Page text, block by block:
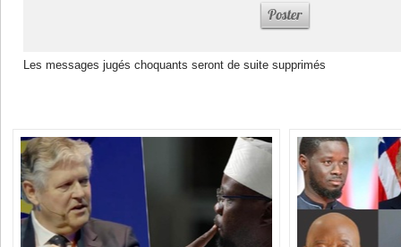
Les messages jugés choquants seront de suite supprimés